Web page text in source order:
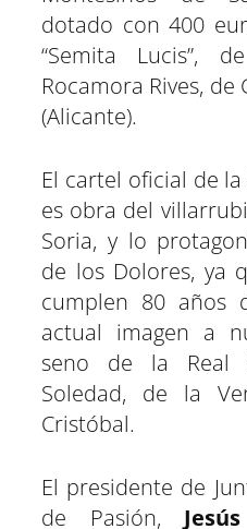
dotado con 400
“Semita Lucis”,
Rocamora Rives,
(Alicante).
El cartel oficial de
es obra del
Soria, y lo
de los Dolores, ya
cumplen 80 años
actual imagen a
seno de la Real
Soledad, de la
Cristóbal.
El presidente de
de Pasión,